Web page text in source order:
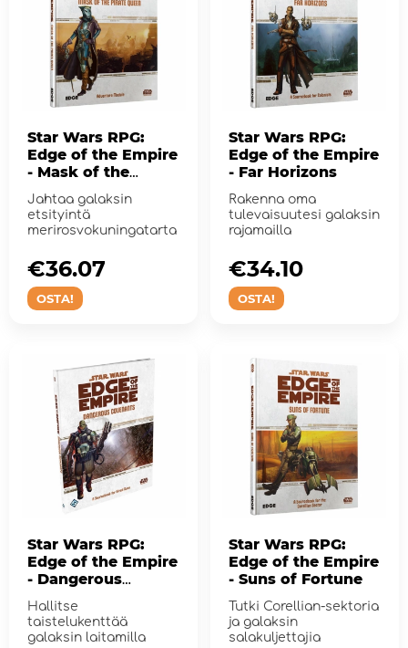
Star Wars RPG:
Edge of the Empire
- Mask of the
Jahtaa galaksin
etsityintä
merirosvokuningatarta
OSTA!
€36.07
Star Wars RPG:
Edge of the Empire
- Far Horizons
Rakenna oma
tulevaisuutesi galaksin
rajamailla
OSTA!
€34.10
Star Wars RPG:
Edge of the Empire
- Dangerous
Covenants
Hallitse
taistelukenttää
galaksin laitamilla
Star Wars RPG:
Edge of the Empire
- Suns of Fortune
Tutki Corellian-sektoria
ja galaksin
salakuljettajia